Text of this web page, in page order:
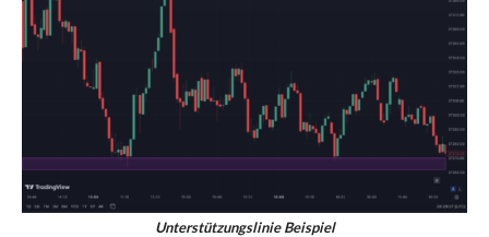
Unterstützungslinie Beispiel